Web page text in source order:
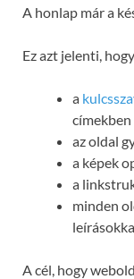
A honlap már a
Ez azt jelenti,
a
az oldal
a képek
a
minden
A cél, hogy